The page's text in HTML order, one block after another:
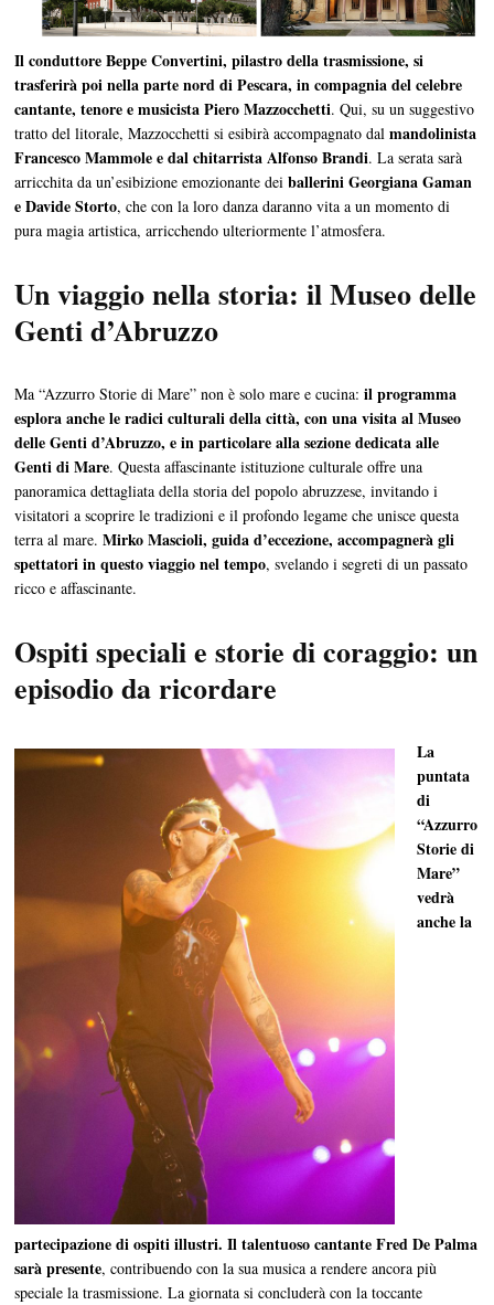
Il conduttore Beppe Convertini, pilastro della trasmissione, si
trasferirà poi nella parte nord di Pescara, in compagnia del celebre
cantante, tenore e musicista Piero Mazzocchetti. Qui, su un suggestivo
tratto del litorale, Mazzocchetti si esibirà accompagnato dalmandolinista
Francesco Mammole e dal chitarrista Alfonso Brandi. La serata sarà
arricchita da un’esibizione emozionante dei ballerini Georgiana Gaman
e Davide Storto, che con la loro danza daranno vita a un momento di
pura magia artistica, arricchendo ulteriormente l’atmosfera.
Un viaggio nella storia: il Museo delle
Genti d’Abruzzo
Ma “Azzurro Storie di Mare” non è solo mare e cucina: il programma
esplora anche le radici culturali della città, con una visita al Museo
delle Genti d’Abruzzo, e in particolare alla sezione dedicata alle
Genti di Mare. Questa affascinante istituzione culturale offre una
panoramica dettagliata della storia del popolo abruzzese, invitando i
visitatori a scoprire le tradizioni e il profondo legame che unisce questa
terra al mare.Mirko Mascioli, guida d’eccezione, accompagnerà gli
spettatori in questo viaggio nel tempo, svelando i segreti di un passato
ricco e affascinante.
Ospiti speciali e storie di coraggio: un
episodio da ricordare
La
puntata
di
“Azzurro
Storie di
Mare”
vedrà
anche la
partecipazione di ospiti illustri. Il talentuoso cantante Fred De Palma
sarà presente, contribuendo con la sua musica a rendere ancora più
speciale la trasmissione. La giornata si concluderà con la toccante